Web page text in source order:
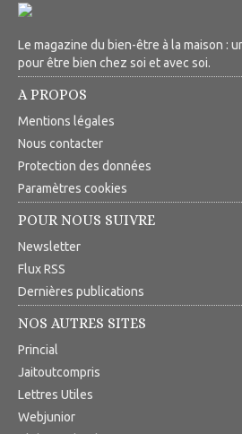
Le magazine du bien-être à la maison :
pour être bien chez soi et avec soi.
A PROPOS
Mentions légales
Nous contacter
Protection des données
Paramètres cookies
POUR NOUS SUIVRE
Newsletter
Flux RSS
Dernières publications
NOS AUTRES SITES
Princial
Jaitoutcompris
Lettres Utiles
Webjunior